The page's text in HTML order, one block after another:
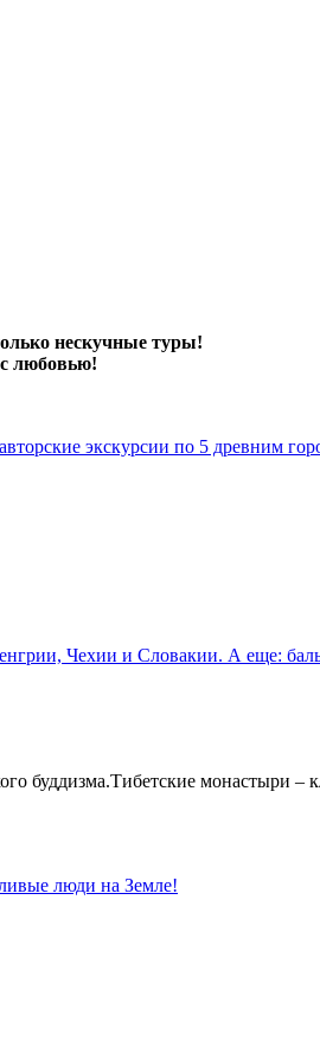
нескучные туры!
любовью!
экскурсии по 5 древним
Чехии и Словакии. А еще:
буддизма.Тибетские монастыри –
люди на Земле!